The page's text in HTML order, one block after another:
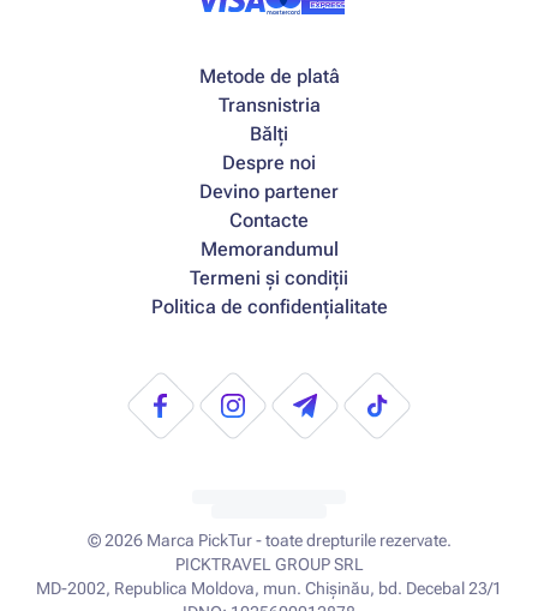
Metode de platâ
Transnistria
Bălți
Despre noi
Devino partener
Contacte
Memorandumul
Termeni și condiții
Politica de confidențialitate
© 2026 Marca PickTur - toate drepturile rezervate.
PICKTRAVEL GROUP SRL
MD-2002, Republica Moldova, mun. Chișinău, bd. Decebal 23/1